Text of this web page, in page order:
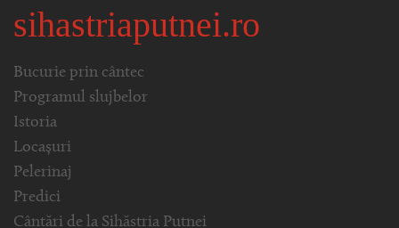
sihastriaputnei.ro
Bucurie prin cântec
Programul slujbelor
Istoria
Locașuri
Pelerinaj
Predici
Cântări de la Sihăstria Putnei